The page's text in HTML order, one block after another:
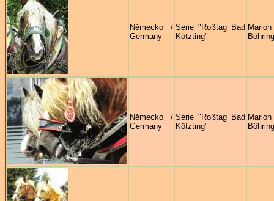
Německo /
Germany
Serie "Roßtag Bad
Kötzting"
Marion
Německo /
Germany
Serie "Roßtag Bad
Kötzting"
Marion